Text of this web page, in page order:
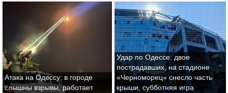
Атака на Одессу: в городе
слышны взрывы, работает
Удар по Одессе: двое
пострадавших, на стадионе
«Черноморец» снесло часть
крыши, субботняя игра